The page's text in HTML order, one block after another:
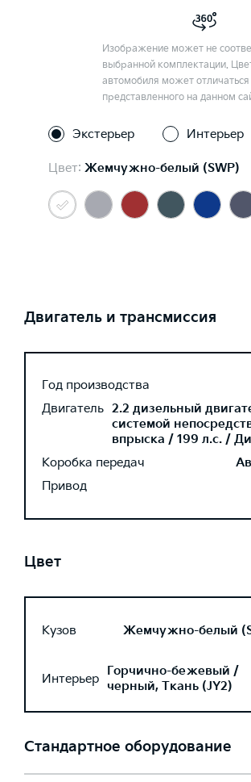
Изображение может не
выбранной комплектации.
автомобиля может отличаться
представленного на данном
Экстерьер Интерьер
Цвет: Жемчужно-белый (SWP)
Двигатель и трансмиссия
Год производства
Двигатель 2.2 дизельный
системой
впрыска / 199 л.с. /
Коробка передач
Привод
Цвет
Кузов Жемчужно-белый
Интерьер Горчично-бежевый /
черный, Ткань (JY2)
Стандартное оборудование